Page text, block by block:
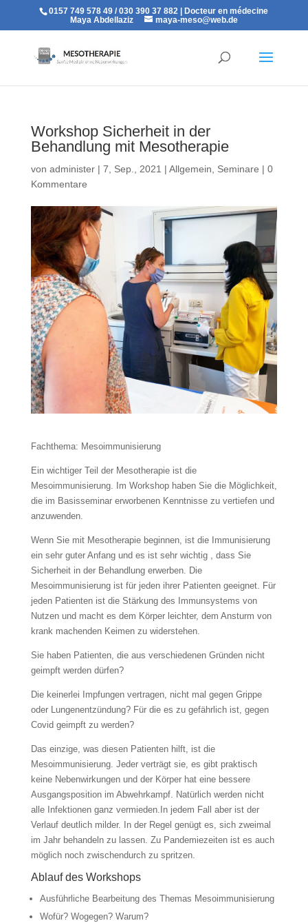
0157 749 578 49 / 030 390 37 882 | Docteur en médecine
Maya Abdellaziz
maya-meso@web.de
Workshop Sicherheit in der
Behandlung mit Mesotherapie
von administer| 7, Sep., 2021 | Allgemein Seminare | 0
Kommentare
Fachthema: Mesoimmunisierung
Ein wichtiger Teil der Mesotherapie ist die
Mesoimmunisierung. Im Workshop haben Sie die Möglichkeit,
die im Basisseminar erworbenen Kenntnisse zu vertiefen und
anzuwenden.
Wenn Sie mit Mesotherapie beginnen, ist die Immunisierung
ein sehr guter Anfang und es ist sehr wichtig , dass Sie
Sicherheit in der Behandlung erwerben. Die
Mesoimmunisierung ist für jeden ihrer Patienten geeignet. Für
jeden Patienten ist die Stärkung des Immunsystems von
Nutzen und macht es dem Körper leichter, dem Ansturm von
krank machenden Keimen zu widerstehen.
Sie haben Patienten, die aus verschiedenen Gründen nicht
geimpft werden dürfen?
Die keinerlei Impfungen vertragen, nicht mal gegen Grippe
oder Lungenentzündung? Für die es zu gefährlich ist, gegen
Covid geimpft zu werden?
Das einzige, was diesen Patienten hilft, ist die
Mesoimmunisierung. Jeder verträgt sie, es gibt praktisch
keine Nebenwirkungen und der Körper hat eine bessere
Ausgangsposition im Abwehrkampf. Natürlich werden nicht
alle Infektionen ganz vermieden.In jedem Fall aber ist der
Verlauf deutlich milder. In der Regel genügt es, sich zweimal
im Jahr behandeln zu lassen. Zu Pandemiezeiten ist es auch
möglich noch zwischendurch zu spritzen.
Ablauf des Workshops
Ausführliche Bearbeitung des Themas Mesoimmunisierung
Wofür? Wogegen? Warum?